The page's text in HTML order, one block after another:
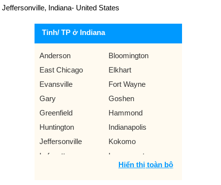
Jeffersonville, Indiana- United States
Tỉnh/ TP ở Indiana
Anderson
Bloomington
East Chicago
Elkhart
Evansville
Fort Wayne
Gary
Goshen
Greenfield
Hammond
Huntington
Indianapolis
Jeffersonville
Kokomo
Lafayette
Logansport
Muncie
Hiển thị toàn bộ